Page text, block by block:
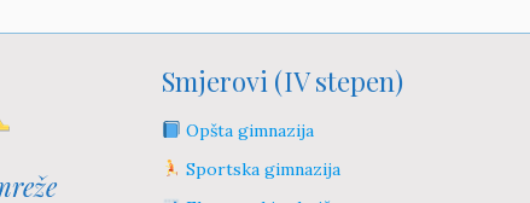
Smjerovi (IV stepen)
Opšta gimnazija
Sportska gimnazija